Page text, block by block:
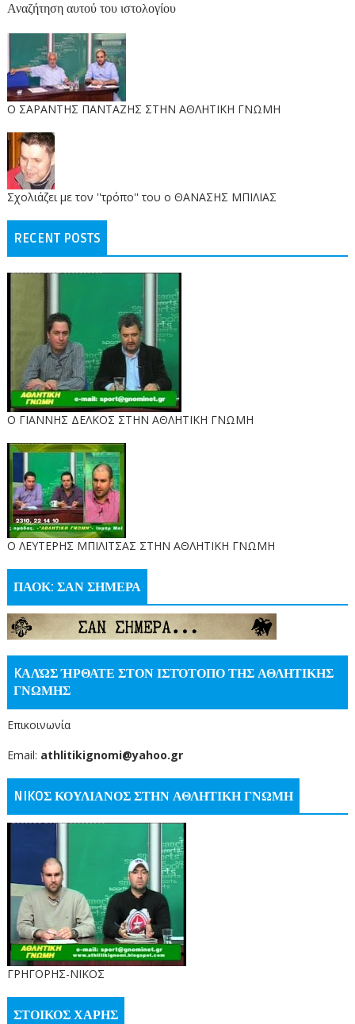
Αναζήτηση αυτού του ιστολογίου
O ΣΑΡΑΝΤΗΣ ΠΑΝΤΑΖΗΣ ΣΤΗΝ ΑΘΛΗΤΙΚΗ ΓΝΩΜΗ
Σχολιάζει με τον ''τρόπο'' του ο ΘΑΝΑΣΗΣ ΜΠΙΛΙΑΣ
RECENT POSTS
Ο ΓΙΑΝΝΗΣ ΔΕΛΚΟΣ ΣΤΗΝ ΑΘΛΗΤΙΚΗ ΓΝΩΜΗ
O ΛΕΥΤΕΡΗΣ ΜΠΙΛΙΤΣΑΣ ΣΤΗΝ ΑΘΛΗΤΙΚΗ ΓΝΩΜΗ
ΠΑΟΚ: ΣΑΝ ΣΗΜΕΡΑ
KΑΛΏΣ ΉΡΘΑΤΕ ΣΤΟΝ ΙΣΤΌΤΟΠΟ ΤΗΣ ΑΘΛΗΤΙΚΗΣ
ΓΝΩΜΗΣ
Επικοινωνία
Email: athlitikignomi@yahoo.gr
NIKOΣ ΚΟΥΛΙΑΝΟΣ ΣΤΗΝ ΑΘΛΗΤΙΚΗ ΓΝΩΜΗ
ΓΡΗΓΟΡΗΣ-ΝΙΚΟΣ
ΣΤΟΙΚΟΣ ΧΑΡΗΣ